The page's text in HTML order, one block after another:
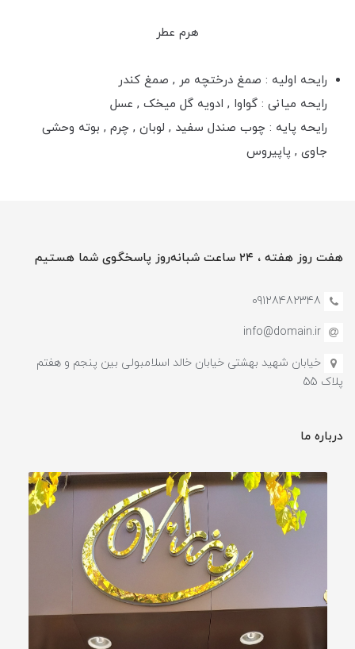
هرم عطر
رایحه اولیه : صمغ درختچه مر , صمغ کندر
رایحه میانی : گواوا , ادویه گل میخک , عسل
رایحه پایه : چوب صندل سفید , لوبان , چرم , بوته وحشی
جاوی , پاپیروس
هفت روز هفته ، ۲۴ ساعت شبانه‌روز پاسخگوی شما هستیم
09128482348
info@domain.ir
خیابان شهید بهشتی خیابان خالد اسلامبولی بین پنجم و هفتم
پلاک 55
درباره ما